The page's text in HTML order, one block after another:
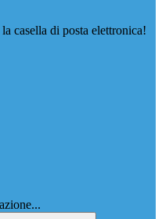
casella di posta elettronica!